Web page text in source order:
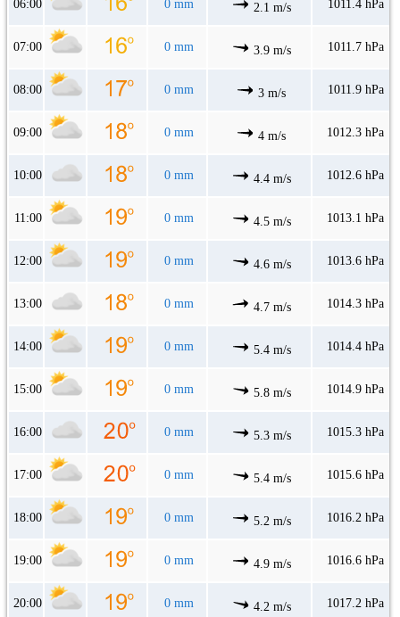
06:00 0 mm 2.1 m/s 1011.4 hPa
07:00 0 mm 3.9 m/s 1011.7 hPa
08:00 0 mm 3 m/s 1011.9 hPa
09:00 0 mm 4 m/s 1012.3 hPa
10:00 0 mm 4.4 m/s 1012.6 hPa
11:00 0 mm 4.5 m/s 1013.1 hPa
12:00 0 mm 4.6 m/s 1013.6 hPa
13:00 0 mm 4.7 m/s 1014.3 hPa
14:00 0 mm 5.4 m/s 1014.4 hPa
15:00 0 mm 5.8 m/s 1014.9 hPa
16:00 0 mm 5.3 m/s 1015.3 hPa
17:00 0 mm 5.4 m/s 1015.6 hPa
18:00 0 mm 5.2 m/s 1016.2 hPa
19:00 0 mm 4.9 m/s 1016.6 hPa
20:00 0 mm 4.2 m/s 1017.2 hPa